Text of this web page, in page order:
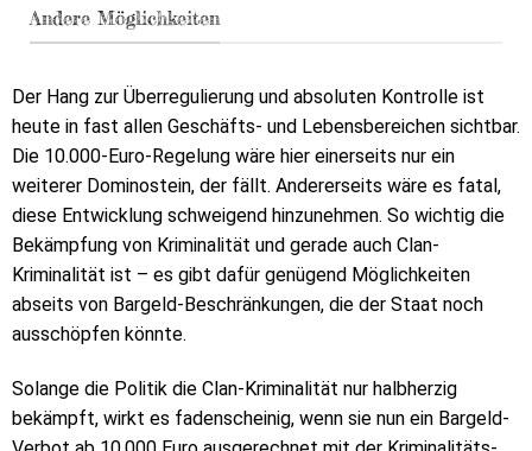
Andere Möglichkeiten
Der Hang zur Überregulierung und absoluten Kontrolle ist
heute in fast allen Geschäfts- und Lebensbereichen sichtbar.
Die 10.000-Euro-Regelung wäre hier einerseits nur ein
weiterer Dominostein, der fällt. Andererseits wäre es fatal,
diese Entwicklung schweigend hinzunehmen. So wichtig die
Bekämpfung von Kriminalität und gerade auch Clan-
Kriminalität ist – es gibt dafür genügend Möglichkeiten
abseits von Bargeld-Beschränkungen, die der Staat noch
ausschöpfen könnte.
Solange die Politik die Clan-Kriminalität nur halbherzig
bekämpft, wirkt es fadenscheinig, wenn sie nun ein Bargeld-